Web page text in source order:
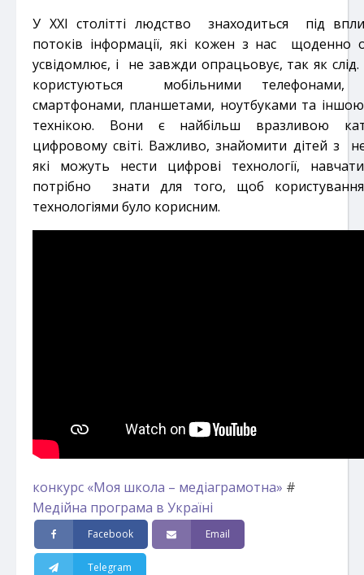
У ХХІ столітті людство знаходиться під
потоків інформації, які кожен з нас щоденно
усвідомлює, і не завжди опрацьовує, так як
користуються мобільними телефонами,
смартфонами, планшетами, ноутбуками та
технікою. Вони є найбільш вразливою
цифровому світі. Важливо, знайомити дітей з
які можуть нести цифрові технології,
потрібно знати для того, щоб користування
технологіями було корисним.
конкурс «Моя школа – медіаграмотна» #
Медійна програма в Україні
Facebook Email
Telegram